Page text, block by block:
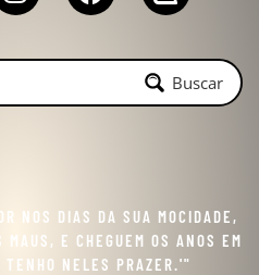
Buscar
NOS DIAS DA SUA MOCIDADE,
E CHEGUEM OS ANOS EM
NELES PRAZER.'"